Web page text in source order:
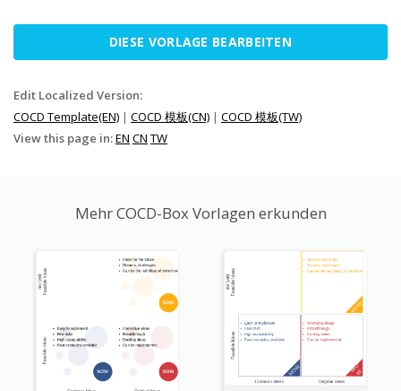
DIESE VORLAGE BEARBEITEN
Edit Localized Version:
COCD Template(EN) | COCD 模板(CN) | COCD 模板(TW)
View this page in:EN CN TW
Mehr COCD-Box Vorlagen erkunden